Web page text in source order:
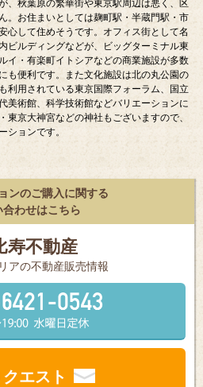
、秋葉原の繁華街や東京駅周辺は悪く、区
。お住まいとしては麹町駅・半蔵門駅・市
心して住めそうです。オフィス街として名
ビルディングなどが、ビッグターミナル東
イ・有楽町イトシアなどの商業施設が多数
も便利です。また文化施設は北の丸公園の
利用されている東京国際フォーラム、国立
美術館、科学技術館などバリエーションに
東京大神宮などの神社もございますので、
ションです。
ンのご購入に関する
合わせはこちら
寿不動産
アの不動産販売情報
エスト